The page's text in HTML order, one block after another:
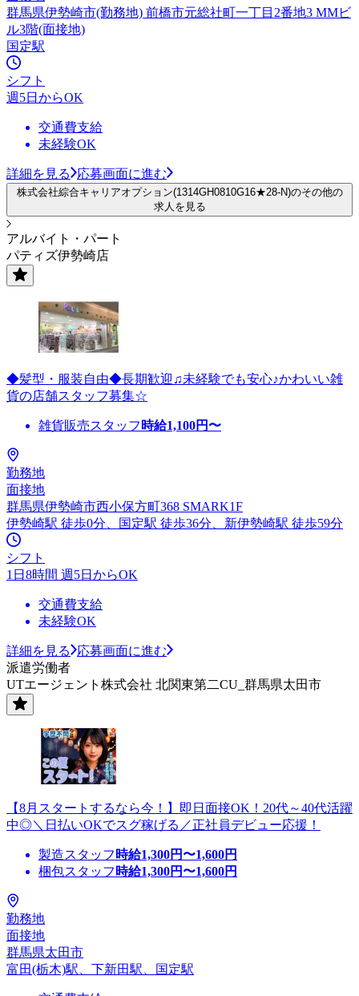
群馬県伊勢崎市(勤務地) 前橋市元総社町一丁目2番地3 MMビ
ル3階(面接地)
国定駅
シフト
週5日からOK
交通費支給
未経験OK
詳細を見る 応募画面に進む
株式会社綜合キャリアオプション(1314GH0810G16★28-N)のその他の
求人を見る
アルバイト・パート
パティズ伊勢崎店
◆髪型・服装自由◆長期歓迎♫未経験でも安心♪かわいい雑
貨の店舗スタッフ募集☆
雑貨販売スタッフ 時給1,100円〜
勤務地
面接地
群馬県伊勢崎市西小保方町368 SMARK1F
伊勢崎駅 徒歩0分、国定駅 徒歩36分、新伊勢崎駅 徒歩59分
シフト
1日8時間 週5日からOK
交通費支給
未経験OK
詳細を見る
応募画面に進む
派遣労働者
UTエージェント株式会社 北関東第二CU_群馬県太田市
【8月スタートするなら今！】即日面接OK！20代～40代活躍
中◎＼日払いOKでスグ稼げる／正社員デビュー応援！
製造スタッフ 時給1,300円〜1,600円
梱包スタッフ 時給1,300円〜1,600円
勤務地
面接地
群馬県太田市
富田(栃木)駅、下新田駅、国定駅